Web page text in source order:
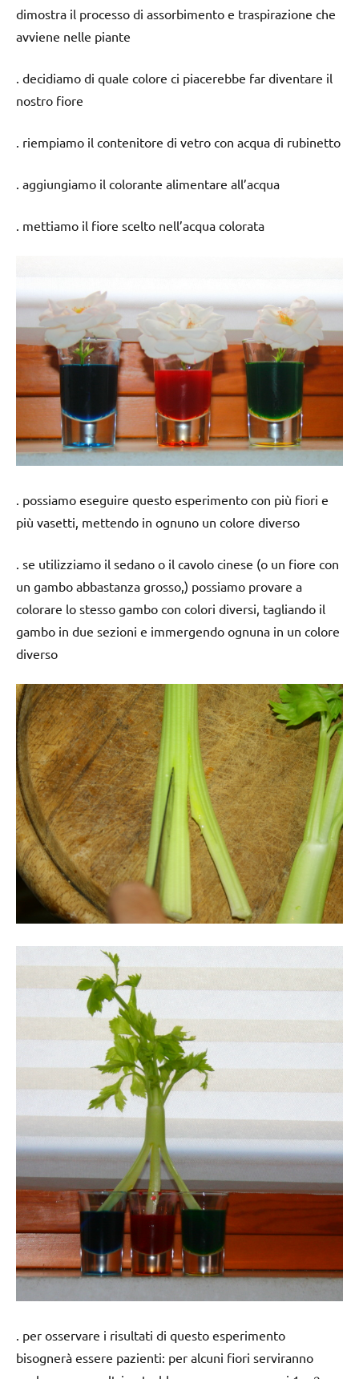
dimostra il processo di assorbimento e traspirazione che
avviene nelle piante
. decidiamo di quale colore ci piacerebbe far diventare il
nostro fiore
. riempiamo il contenitore di vetro con acqua di rubinetto
. aggiungiamo il colorante alimentare all’acqua
. mettiamo il fiore scelto nell’acqua colorata
. possiamo eseguire questo esperimento con più fiori e
più vasetti, mettendo in ognuno un colore diverso
. se utilizziamo il sedano o il cavolo cinese (o un fiore con
un gambo abbastanza grosso,) possiamo provare a
colorare lo stesso gambo con colori diversi, tagliando il
gambo in due sezioni e immergendo ognuna in un colore
diverso
. per osservare i risultati di questo esperimento
bisognerà essere pazienti: per alcuni fiori serviranno